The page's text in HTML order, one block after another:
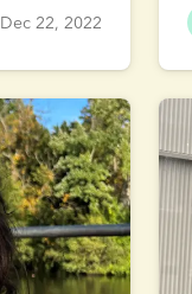
Dec 22, 2022